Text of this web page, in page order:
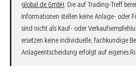
global.de GmbH . Die auf Trading-Treff
Informationen stellen keine Anlage- oder
sind nicht als Kauf- oder
ersetzen keine individuelle, fachkundige
Anlageentscheidung erfolgt auf eigenes